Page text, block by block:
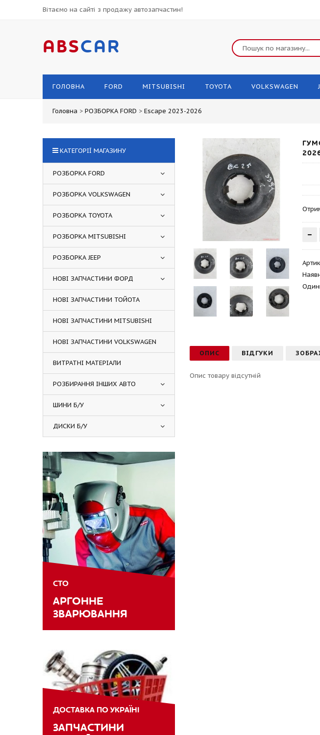
Вітаємо на сайті з продажу автозапчастин!
ABSCAR
ГОЛОВНА FORD MITSUBISHI TOYOTA VOLKSWAGEN
Головна > РОЗБОРКА FORD > Escape 2023-2026
ОПИС ВІДГУКИ
Опис товару відсутній
КАТЕГОРІЇ МАГАЗИНУ
РОЗБОРКА FORD
РОЗБОРКА VOLKSWAGEN
РОЗБОРКА TOYOTA
РОЗБОРКА MITSUBISHI
РОЗБОРКА JEEP
НОВІ ЗАПЧАСТИНИ ФОРД
НОВІ ЗАПЧАСТИНИ ТОЙОТА
НОВІ ЗАПЧАСТИНИ MITSUBISHI
НОВІ ЗАПЧАСТИНИ VOLKSWAGEN
ВИТРАТНІ МАТЕРІАЛИ
РОЗБИРАННЯ ІНШИХ АВТО
ШИНИ Б/У
ДИСКИ Б/У
СТО
АРГОННЕ
ЗВАРЮВАННЯ
ДОСТАВКА ПО УКРАЇНІ
ЗАПЧАСТИНИ